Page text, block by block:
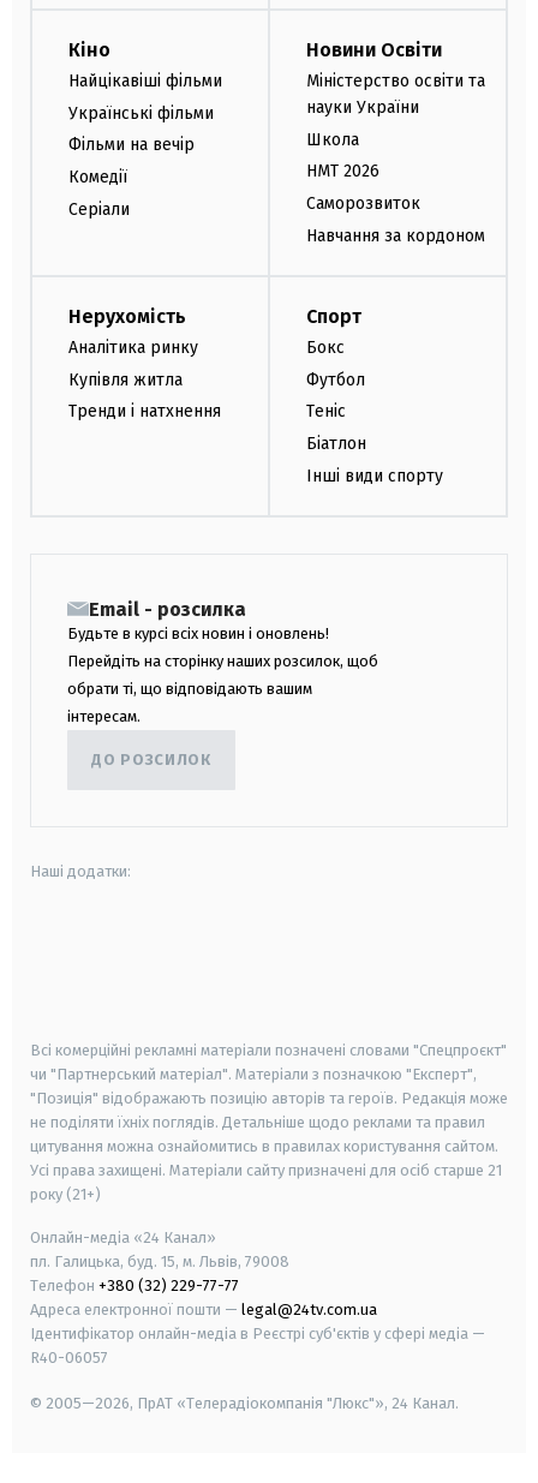
Кіно
Найцікавіші фільми
Українські фільми
Фільми на вечір
Комедії
Серіали
Новини Освіти
Міністерство освіти та
науки України
Школа
НМТ 2026
Саморозвиток
Навчання за кордоном
Нерухомість
Аналітика ринку
Купівля житла
Тренди і натхнення
Спорт
Бокс
Футбол
Теніс
Біатлон
Інші види спорту
Email - розсилка
Будьте в курсі всіх новин і оновлень!
Перейдіть на сторінку наших розсилок, щоб
обрати ті, що відповідають вашим
інтересам.
ДО РОЗСИЛОК
Наші додатки:
Всі комерційні рекламні матеріали позначені словами "Спецпроєкт"
чи "Партнерський матеріал". Матеріали з позначкою "Експерт",
"Позиція" відображають позицію авторів та героїв. Редакція може
не поділяти їхніх поглядів. Детальніше щодо реклами та правил
цитування можна ознайомитись в правилах користування сайтом.
Усі права захищені. Матеріали сайту призначені для осіб старше 21
року (21+)
Онлайн-медіа «24 Канал»
пл. Галицька, буд. 15, м. Львів, 79008
Телефон +380 (32) 229-77-77
Адреса електронної пошти — legal@24tv.com.ua
Ідентифікатор онлайн-медіа в Реєстрі суб'єктів у сфері медіа —
R40-06057
© 2005—2026, ПрАТ «Телерадіокомпанія "Люкс"», 24 Канал.